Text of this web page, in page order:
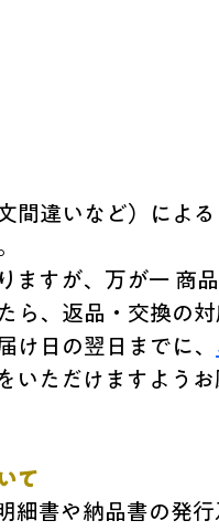
間違いなど）によ
ますが、万が一 商
ら、返品・交換の
け日の翌日までに、
いただけますよう
て
細書や納品書の発